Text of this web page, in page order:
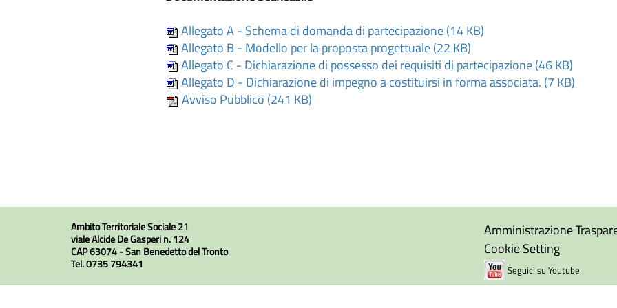
Allegato A - Schema di domanda di partecipazione (14 KB)
Allegato B - Modello per la proposta progettuale (22 KB)
Allegato C - Dichiarazione di possesso dei requisiti di partecipazione (46 KB)
Allegato D - Dichiarazione di impegno a costituirsi in forma associata. (7 KB)
Avviso Pubblico (241 KB)
Ambito Territoriale Sociale 21
viale Alcide De Gasperi n. 124
CAP 63074 - San Benedetto del Tronto
Tel. 0735 794341
Amministrazione
Cookie Setting
Seguici su Youtube